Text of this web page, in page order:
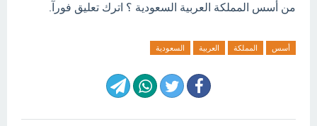
من أسس المملكة العربية السعودية ؟ اترك تعليق فورآ.
أسس المملكة العربية السعودية